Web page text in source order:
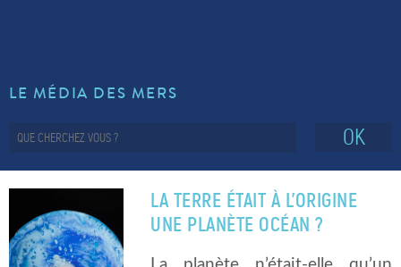
LE MÉDIA DES MERS
OK
LA TERRE ÉTAIT À L’ORIGINE
UNE PLANÈTE OCÉAN ?